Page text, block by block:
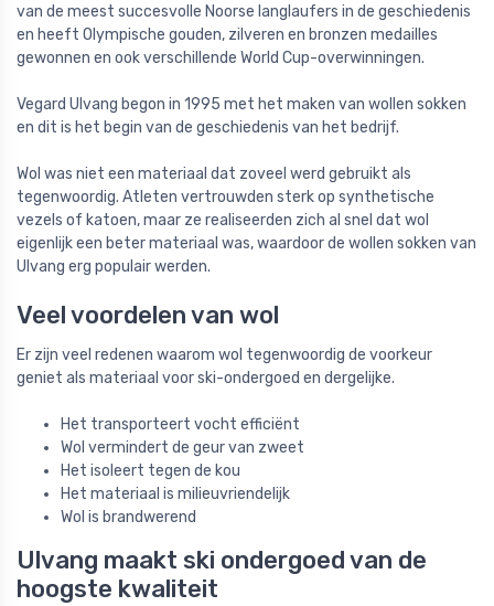
van de meest succesvolle Noorse langlaufers in de geschiedenis
en heeft Olympische gouden, zilveren en bronzen medailles
gewonnen en ook verschillende World Cup-overwinningen.
Vegard Ulvang begon in 1995 met het maken van wollen sokken
en dit is het begin van de geschiedenis van het bedrijf.
Wol was niet een materiaal dat zoveel werd gebruikt als
tegenwoordig. Atleten vertrouwden sterk op synthetische
vezels of katoen, maar ze realiseerden zich al snel dat wol
eigenlijk een beter materiaal was, waardoor de wollen sokken van
Ulvang erg populair werden.
Veel voordelen van wol
Er zijn veel redenen waarom wol tegenwoordig de voorkeur
geniet als materiaal voor ski-ondergoed en dergelijke.
Het transporteert vocht efficiënt
Wol vermindert de geur van zweet
Het isoleert tegen de kou
Het materiaal is milieuvriendelijk
Wol is brandwerend
Ulvang maakt ski ondergoed van de
hoogste kwaliteit